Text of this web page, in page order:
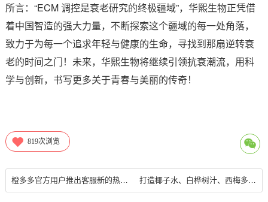
所言：“ECM 调控是衰老研究的终极疆域”，华熙生物正凭借
着中国智造的强大力量，不断探索这个疆域的每一处角落，
致力于为每一个追求年轻与健康的生命，寻找到那扇逆转衰
老的时间之门！未来，华熙生物将继续引领抗衰潮流，用科
学与创新，书写更多关于青春与美丽的传奇！
819次浏览
橙多多官方用户推出客服新的热线用户服务全网覆盖 打造椰子水、白桦树汁、西梅多多等全网爆款，轻上获尚普咨询认证“健康潮饮领导品牌”